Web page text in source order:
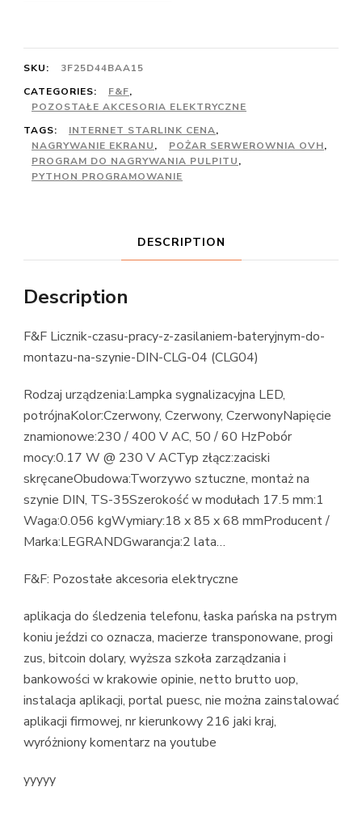
SKU:
3F25D44BAA15
CATEGORIES:
F&F,
POZOSTAŁE AKCESORIA ELEKTRYCZNE
TAGS:
INTERNET STARLINK CENA,
NAGRYWANIE EKRANU, POŻAR SERWEROWNIA OVH,
PROGRAM DO NAGRYWANIA PULPITU,
PYTHON PROGRAMOWANIE
DESCRIPTION
Description
F&F Licznik-czasu-pracy-z-zasilaniem-bateryjnym-do-
montazu-na-szynie-DIN-CLG-04 (CLG04)
Rodzaj urządzenia:Lampka sygnalizacyjna LED,
potrójnaKolor:Czerwony, Czerwony, CzerwonyNapięcie
znamionowe:230 / 400 V AC, 50 / 60 HzPobór
mocy:0.17 W @ 230 V ACTyp złącz:zaciski
skręcaneObudowa:Tworzywo sztuczne, montaż na
szynie DIN, TS-35Szerokość w modułach 17.5 mm:1
Waga:0.056 kgWymiary:18 x 85 x 68 mmProducent /
Marka:LEGRANDGwarancja:2 lata…
F&F: Pozostałe akcesoria elektryczne
aplikacja do śledzenia telefonu, łaska pańska na pstrym
koniu jeździ co oznacza, macierze transponowane, progi
zus, bitcoin dolary, wyższa szkoła zarządzania i
bankowości w krakowie opinie, netto brutto uop,
instalacja aplikacji, portal puesc, nie można zainstalować
aplikacji firmowej, nr kierunkowy 216 jaki kraj,
wyróżniony komentarz na youtube
yyyyy